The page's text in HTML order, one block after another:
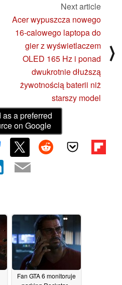
Next article
Acer wypuszcza nowego
16-calowego laptopa do
gier z wyświetlaczem
OLED 165 Hz i ponad
dwukrotnie dłuższą
żywotnością baterii niż
starszy model
⟩
as a preferred
on Google
Fan GTA 6 monitoruje